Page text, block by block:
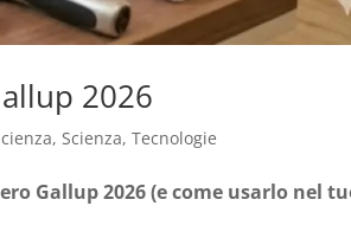
2026
, Scienza,Tecnologie
Gallup 2026 (e come usarlo nel